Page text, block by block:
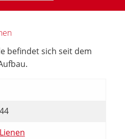
befindet sich seit dem